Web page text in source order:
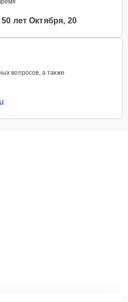
лет Октября, 20
вопросов, а также